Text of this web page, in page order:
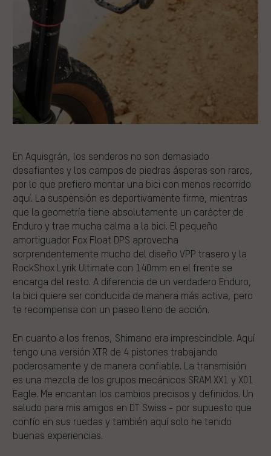
En Aquisgrán, los senderos no son demasiado
desafiantes y los campos de piedras ásperas son raros,
por lo que prefiero montar una bici con menos recorrido
aquí. La suspensión es deportivamente firme, mientras
que la geometría tiene absolutamente un carácter de
Enduro y trae mucha calma a la bici. El pequeño
amortiguador Fox Float DPS aprovecha
sorprendentemente mucho del diseño VPP trasero y la
RockShox Lyrik Ultimate con 140mm en el frente se
encarga del resto. A diferencia de un verdadero Enduro,
la bici quiere ser conducida de manera más activa, pero
te recompensa con un paseo lleno de acción.
En cuanto a los frenos, Shimano era imprescindible. Aquí
tengo una versión XTR de 4 pistones trabajando
poderosamente y de manera confiable. La transmisión
es una mezcla de los grupos mecánicos SRAM XX1 y X01
Eagle. Me encantan los cambios precisos y definidos. Un
saludo para mis amigos en DT Swiss - por supuesto que
confío en sus ruedas y también aquí solo he tenido
buenas experiencias.